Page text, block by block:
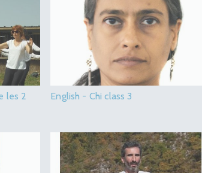
les 2
English - Chi class 3